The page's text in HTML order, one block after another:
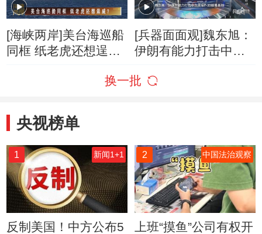
[海峡两岸]美台海巡船
同框 纸老虎还想逞
[兵器面面观]魏东旭：
伊朗有能力打击中东
换一批
央视榜单
1 新闻1+1
反制美国！中方公布5
2 中国法治观察
上班“摸鱼”公司有权开